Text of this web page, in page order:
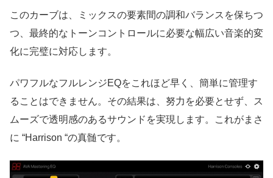
このカーブは、ミックスの要素間の調和バランスを保ちつ
つ、最終的なトーンコントロールに必要な幅広い音楽的変
化に完璧に対応します。
パワフルなフルレンジEQをこれほど早く、簡単に管理す
ることはできません。その結果は、努力を必要とせず、ス
ムーズで透明感のあるサウンドを実現します。これがまさ
に “Harrison “の真髄です。